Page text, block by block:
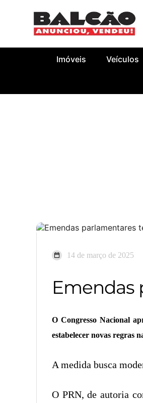
Imóveis Veículos
14 de março de 2025
Emendas
O Congresso Nacional
estabelecer novas regras
A medida busca
O PRN, de autoria